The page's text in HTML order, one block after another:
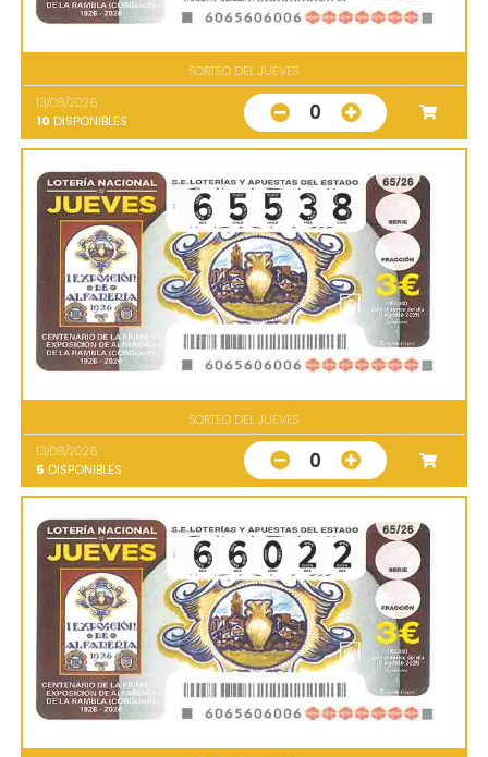
SORTEO DEL JUEVES
13/08/2026
10 DISPONIBLES 0
SORTEO DEL JUEVES
13/08/2026
5 DISPONIBLES 0